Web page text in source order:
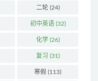
二轮(24)
初中英语(32)
化学(26)
复习 (31)
寒假 (113)